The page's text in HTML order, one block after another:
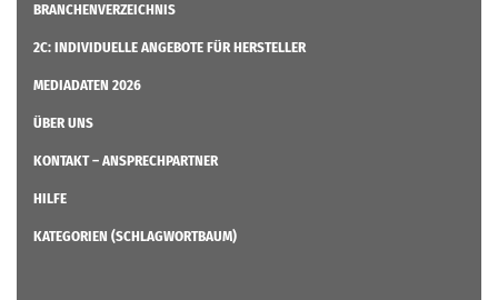
BRANCHENVERZEICHNIS
2C: INDIVIDUELLE ANGEBOTE FÜR HERSTELLER
MEDIADATEN 2026
ÜBER UNS
KONTAKT – ANSPRECHPARTNER
HILFE
KATEGORIEN (SCHLAGWORTBAUM)